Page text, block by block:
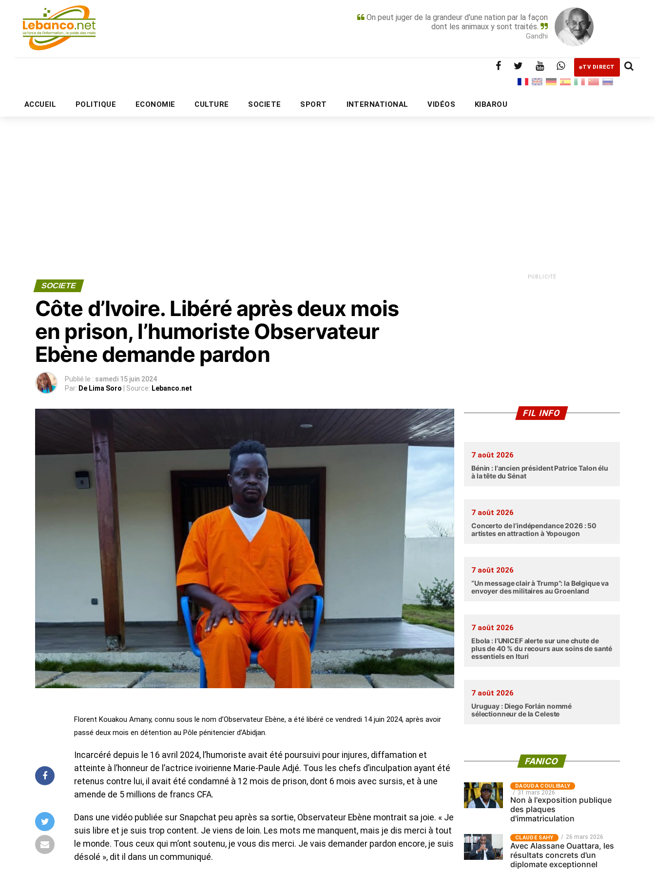
On peut juger de la grandeur d'une nation par la façon
dont les animaux y sont traités.
Gandhi
TV DIRECT
ACCUEIL POLITIQUE ECONOMIE CULTURE SOCIETE SPORT INTERNATIONAL VIDÉOS KIBAROU
PUBLICITÉ
SOCIETE
Côte d’Ivoire. Libéré après deux mois
en prison, l’humoriste Observateur
Ebène demande pardon
Publié le : samedi 15 juin 2024
Par: De Lima Soro | Source: Lebanco.net
Florent Kouakou Amany, connu sous le nom d’Observateur Ebène, a été libéré ce vendredi 14 juin 2024, après avoir
passé deux mois en détention au Pôle pénitencier d’Abidjan.
Incarcéré depuis le 16 avril 2024, l’humoriste avait été poursuivi pour injures, diffamation et
atteinte à l’honneur de l’actrice ivoirienne Marie-Paule Adjé. Tous les chefs d’inculpation ayant été
retenus contre lui, il avait été condamné à 12 mois de prison, dont 6 mois avec sursis, et à une
amende de 5 millions de francs CFA.
Dans une vidéo publiée sur Snapchat peu après sa sortie, Observateur Ebène montrait sa joie. « Je
suis libre et je suis trop content. Je viens de loin. Les mots me manquent, mais je dis merci à tout
le monde. Tous ceux qui m’ont soutenu, je vous dis merci. Je vais demander pardon encore, je suis
désolé », dit il dans un communiqué.
PUBLICITÉ
FIL INFO
7 août 2026
Bénin : l'ancien président Patrice Talon élu
à la tête du Sénat
7 août 2026
Concerto de l’indépendance 2026 : 50
artistes en attraction à Yopougon
7 août 2026
“Un message clair à Trump”: la Belgique va
envoyer des militaires au Groenland
7 août 2026
Ebola : l’UNICEF alerte sur une chute de
plus de 40 % du recours aux soins de santé
essentiels en Ituri
7 août 2026
Uruguay : Diego Forlán nommé
sélectionneur de la Celeste
FANICO
‎DAOUDA COULIBALY
31 mars 2026
Non à l'exposition publique
des plaques
d'immatriculation
CLAUDE SAHY 26 mars 2026
Avec Alassane Ouattara, les
résultats concrets d’un
diplomate exceptionnel